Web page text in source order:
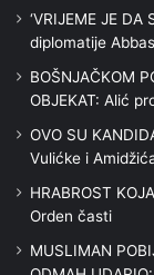
‘VRIJEME JE DA
diplomatije
BOŠNJAČKOM
OBJEKAT: Alić
OVO SU
Vulićke i
HRABROST
Orden časti
MUSLIMAN